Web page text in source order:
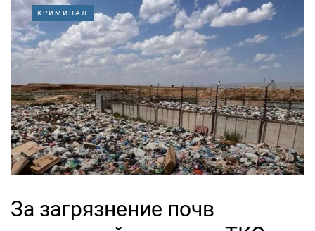
КРИМИНАЛ
За загрязнение почв